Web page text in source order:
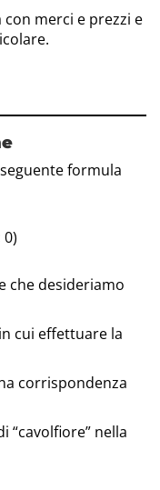
merci e prezzi e
formula
0)
che desideriamo
cui effettuare la
corrispondenza
“cavolfiore” nella